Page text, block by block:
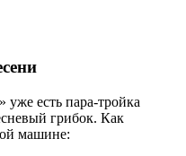
уже есть пара-тройка
грибок. Как
машине: